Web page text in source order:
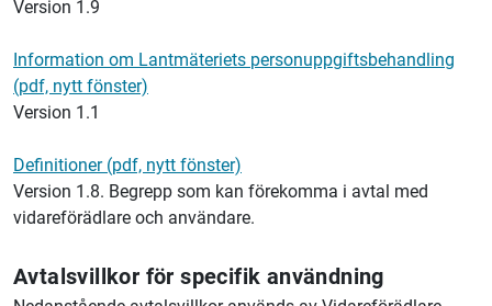
Version 1.9
Information om Lantmäteriets personuppgiftsbehandling
(pdf, nytt fönster)
Version 1.1
Definitioner (pdf, nytt fönster)
Version 1.8. Begrepp som kan förekomma i avtal med
vidareförädlare och användare.
Avtalsvillkor för specifik användning